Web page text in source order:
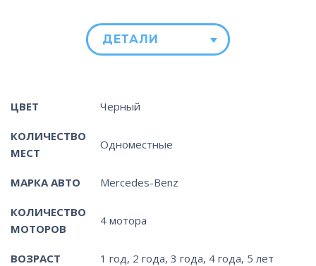
ДЕТАЛИ
ЦВЕТ Черный
КОЛИЧЕСТВО
МЕСТ
Одноместные
МАРКА АВТО Mercedes-Benz
КОЛИЧЕСТВО
МОТОРОВ
4 мотора
ВОЗРАСТ 1 год, 2 года, 3 года, 4 года, 5 лет